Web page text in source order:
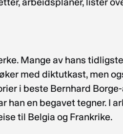
Mange av hans
med diktutkast, men
i beste Bernhard
han en begavet tegner. I
til Belgia og Frankrike.